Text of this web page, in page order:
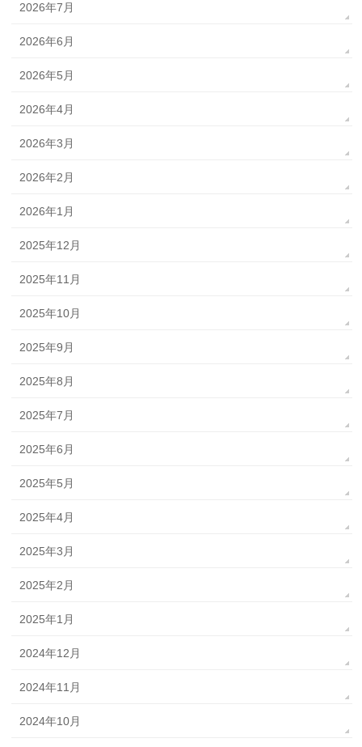
2026年7月
2026年6月
2026年5月
2026年4月
2026年3月
2026年2月
2026年1月
2025年12月
2025年11月
2025年10月
2025年9月
2025年8月
2025年7月
2025年6月
2025年5月
2025年4月
2025年3月
2025年2月
2025年1月
2024年12月
2024年11月
2024年10月